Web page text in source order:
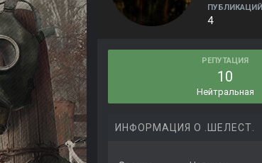
ПУБЛИКАЦИЙ
4
РЕПУТАЦИЯ
10
Нейтральная
ИНФОРМАЦИЯ О .ШЕЛЕСТ.